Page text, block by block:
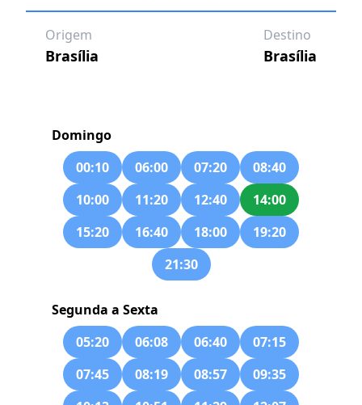
Origem
Brasília
Destino
Brasília
Domingo
00:10
06:00 07:20
08:40
10:00
11:20 12:40
14:00
15:20
16:40 18:00
19:20
21:30
Segunda a Sexta
05:20
06:08 06:40
07:15
07:45
08:19 08:57
09:35